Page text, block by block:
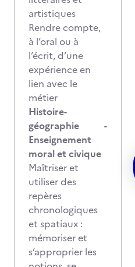
artistiques
Rendre compte,
à l’oral ou à
l’écrit, d’une
expérience en
lien avec le
métier
Histoire-
géographie -
Enseignement
moral et civique
Maîtriser et
utiliser des
repères
chronologiques
et spatiaux :
mémoriser et
s’approprier les